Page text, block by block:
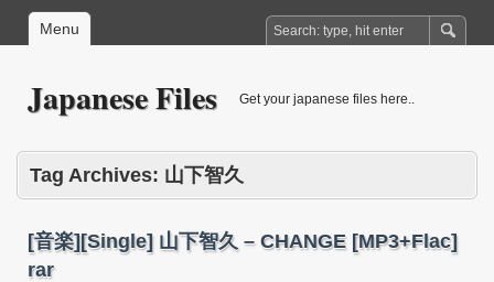
Menu
Japanese Files Get your japanese files here..
Tag Archives: 山下智久
[音楽][Single] 山下智久 – CHANGE [MP3+Flac]
rar